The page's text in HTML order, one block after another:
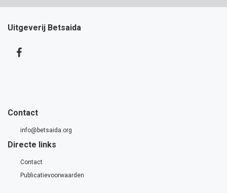
Uitgeverij Betsaida
Contact
info@betsaida.org
Directe links
Contact
Publicatievoorwaarden